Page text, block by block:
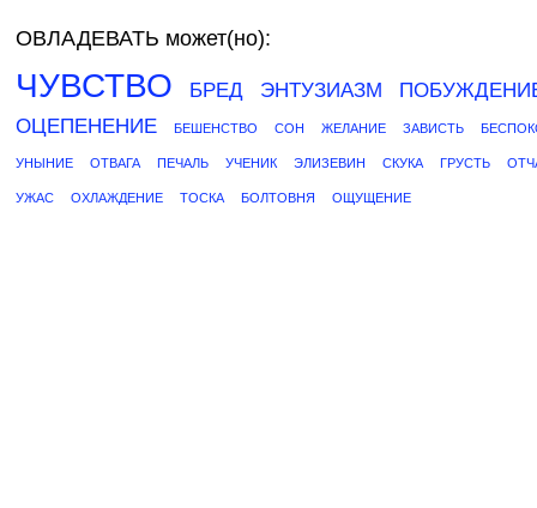
ОВЛАДЕВАТЬ может(но):
ЧУВСТВО БРЕД ЭНТУЗИАЗМ
ОЦЕПЕНЕНИЕ
БЕШЕНСТВО СОН ЖЕЛАНИЕ ЗАВИСТЬ
УНЫНИЕ ОТВАГА ПЕЧАЛЬ УЧЕНИК ЭЛИЗЕВИН СКУКА ГРУСТЬ
УЖАС ОХЛАЖДЕНИЕ ТОСКА БОЛТОВНЯ ОЩУЩЕНИЕ